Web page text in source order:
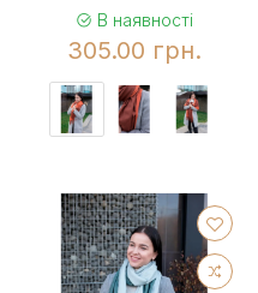
В наявності
305.00 грн.